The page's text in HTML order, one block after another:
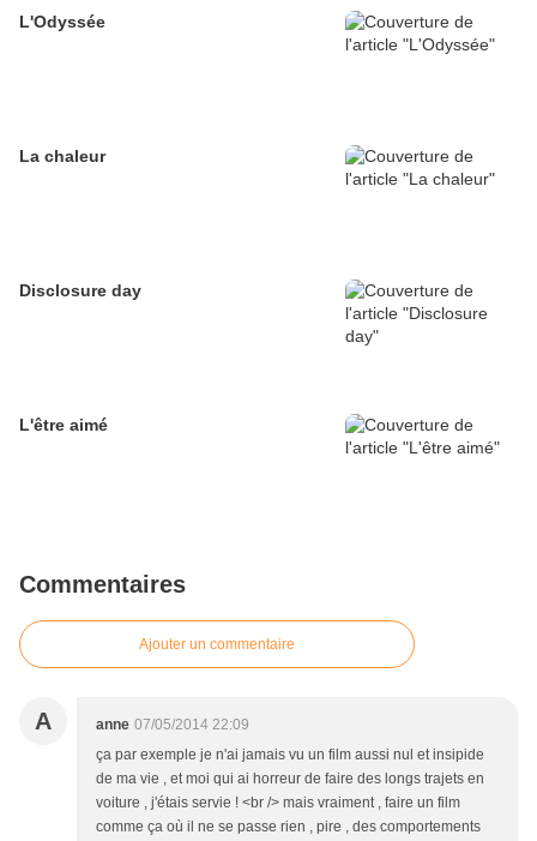
L'Odyssée
La chaleur
Disclosure day
L'être aimé
Commentaires
Ajouter un commentaire
A anne 07/05/2014 22:09
ça par exemple je n'ai jamais vu un film aussi nul et insipide
de ma vie , et moi qui ai horreur de faire des longs trajets en
voiture , j'étais servie ! <br /> mais vraiment , faire un film
comme ça où il ne se passe rien , pire , des comportements